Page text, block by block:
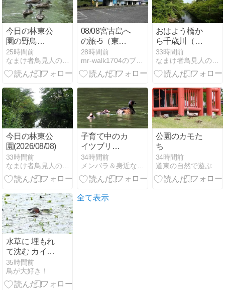
今日の林東公
園の野鳥
(2026/08/08)
25時間前
なまけ者鳥見人の目指せトコロジスト
08/08宮古島へ
の旅-5（東平
安名崎の模
様、）
28時間前
mr-walk1704のブログ
おはよう橋か
ら千歳川（定
点観察）
2026/08/08)
33時間前
なまけ者鳥見人の観察日誌
今日の林東公
園(2026/08/08)
33時間前
なまけ者鳥見人の目指せトコロジスト
子育て中のカ
イツブリ
（2）
34時間前
公園のカモた
ち
34時間前
道東の自然で遊ぶ
水草に 埋もれ
て沈む カイツ
ブリ
35時間前
鳥が大好き！
全て表示